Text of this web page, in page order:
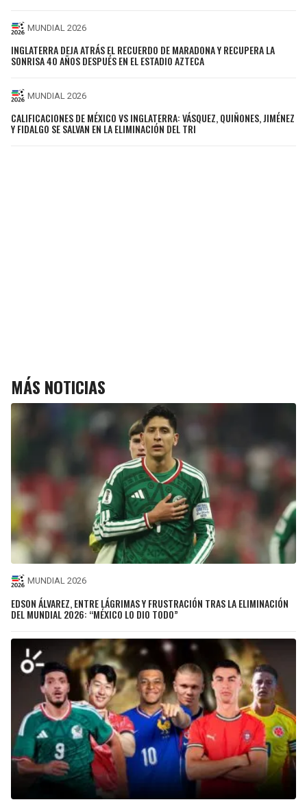
MUNDIAL 2026
INGLATERRA DEJA ATRÁS EL RECUERDO DE MARADONA Y RECUPERA LA
SONRISA 40 AÑOS DESPUÉS EN EL ESTADIO AZTECA
MUNDIAL 2026
CALIFICACIONES DE MÉXICO VS INGLATERRA: VÁSQUEZ, QUIÑONES, JIMÉNEZ
Y FIDALGO SE SALVAN EN LA ELIMINACIÓN DEL TRI
MÁS NOTICIAS
MUNDIAL 2026
EDSON ÁLVAREZ, ENTRE LÁGRIMAS Y FRUSTRACIÓN TRAS LA ELIMINACIÓN
DEL MUNDIAL 2026: “MÉXICO LO DIO TODO”